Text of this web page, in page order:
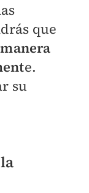
que
e.
su